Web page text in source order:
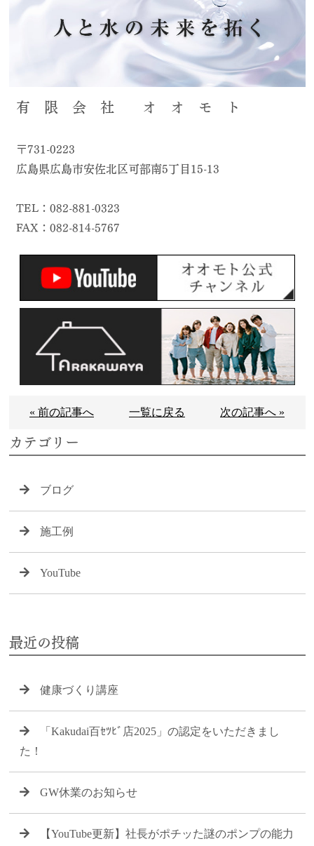
有 限 会 社 オ オ モ ト
〒731-0223
広島県広島市安佐北区可部南5丁目15-13
TEL：082-881-0323
FAX：082-814-5767
« 前の記事へ 一覧に戻る 次の記事へ »
カテゴリー
ブログ
施工例
YouTube
最近の投稿
健康づくり講座
「Kakudai百ｾﾂﾋﾞ店2025」の認定をいただきまし
た！
GW休業のお知らせ
【YouTube更新】社長がポチッた謎のポンプの能力